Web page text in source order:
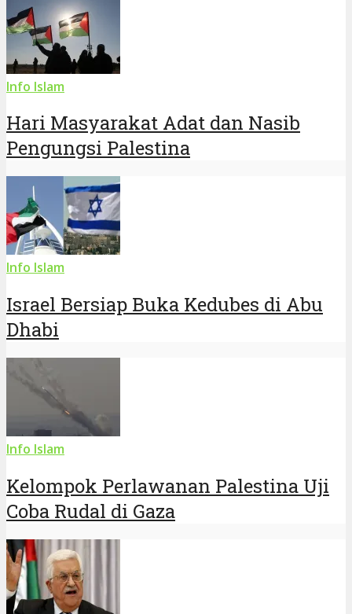
Info Islam
Hari Masyarakat Adat dan Nasib
Pengungsi Palestina
Info Islam
Israel Bersiap Buka Kedubes di Abu
Dhabi
Info Islam
Kelompok Perlawanan Palestina Uji
Coba Rudal di Gaza